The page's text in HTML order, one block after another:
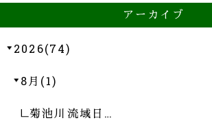
アーカイブ
2026(74)
8月(1)
菊池川流域日…